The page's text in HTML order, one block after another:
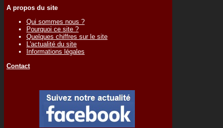
A propos du site
Qui sommes nous ?
Pourquoi ce site ?
Quelques chiffres sur le site
L'actualité du site
Informations légales
Contact